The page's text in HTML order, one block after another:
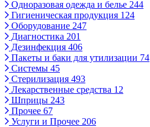
Одноразовая одежда и белье 244
Гигиеническая продукция 124
Оборудование 247
Диагностика 201
Дезинфекция 406
Пакеты и баки для утилизации 74
Системы 45
Стерилизация 493
Лекарственные средства 12
Шприцы 243
Прочее 67
Услуги и Прочее 206